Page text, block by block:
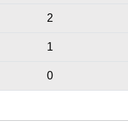
2
1
0